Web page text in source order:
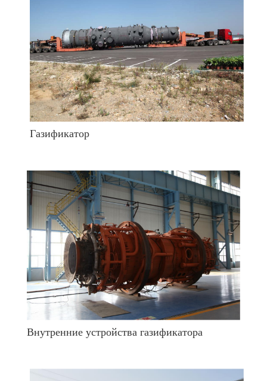
Газификатор
Внутренние устройства газификатора